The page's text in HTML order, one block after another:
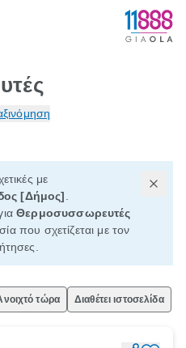
με
[Δήμος]
Θερμοσυσσωρευτές
που σχετίζεται με τον
τώρα Διαθέτει ιστοσελίδα